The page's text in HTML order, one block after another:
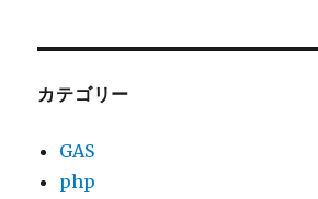
カテゴリー
GAS
php